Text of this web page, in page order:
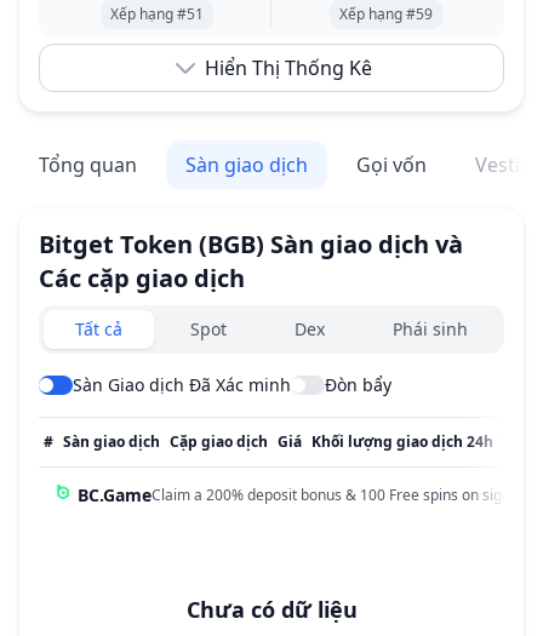
Xếp hạng #51 Xếp hạng #59
Hiển Thị Thống Kê
Tổng quan Sàn giao dịch Gọi vốn Vesting
Bitget Token (BGB) Sàn giao dịch và
Các cặp giao dịch
Exchanges type
Tất cả Spot Dex Phái sinh
Sàn Giao dịch Đã Xác minh Đòn bẩy
# Sàn giao dịch Cặp giao dịch Giá Khối lượng giao dịch 24h
BC.GameClaim a 200% deposit bonus & 100 Free spins on sign up!
Chưa có dữ liệu